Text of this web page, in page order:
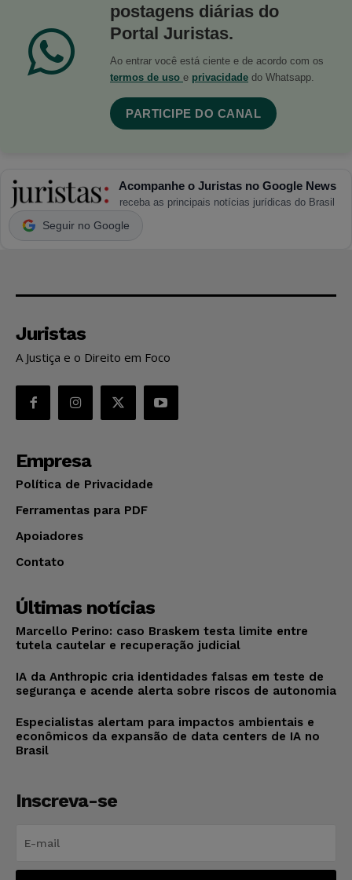
postagens diárias do
Portal Juristas.
Ao entrar você está ciente e de acordo com os
termos de uso e privacidade do Whatsapp.
PARTICIPE DO CANAL
Acompanhe o Juristas no Google News
receba as principais notícias jurídicas do Brasil
Seguir no Google
Juristas
A Justiça e o Direito em Foco
Empresa
Política de Privacidade
Ferramentas para PDF
Apoiadores
Contato
Últimas notícias
Marcello Perino: caso Braskem testa limite entre
tutela cautelar e recuperação judicial
IA da Anthropic cria identidades falsas em teste de
segurança e acende alerta sobre riscos de autonomia
Especialistas alertam para impactos ambientais e
econômicos da expansão de data centers de IA no
Brasil
Inscreva-se